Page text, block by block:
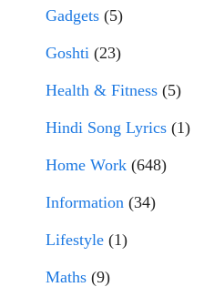
Gadgets (5)
Goshti (23)
Health & Fitness (5)
Hindi Song Lyrics (1)
Home Work (648)
Information (34)
Lifestyle (1)
Maths (9)